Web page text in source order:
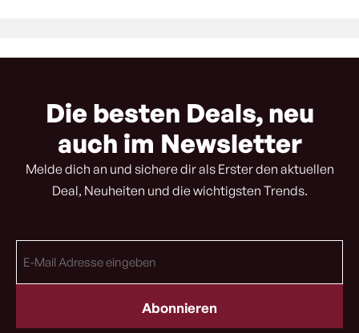
Die besten Deals, neu
auch im Newsletter
Melde dich an und sichere dir als Erster den aktuellen
Deal, Neuheiten und die wichtigsten Trends.
Mail